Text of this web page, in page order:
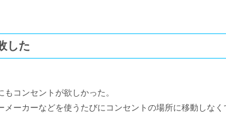
した
もコンセントが欲しかった。
メーカーなどを使うたびにコンセントの場所に移動しなく